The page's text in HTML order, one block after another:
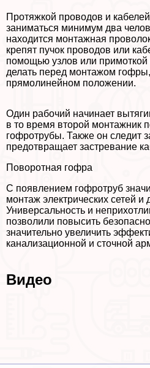
Протяжкой проводов и
заниматься минимум два
находится монтажная
крепят пучок проводов или
помощью узлов или
делать перед монтажом гофры,
прямолинейном положении.
Один рабочий начинает
в то время второй монтажник
гофротрубы. Также он следит
предотвращает застревание
Поворотная гофра
С появлением гофротруб
монтаж электрических сетей и
Универсальность и
позволили повысить
значительно увеличить
канализационной и сточной
Видео